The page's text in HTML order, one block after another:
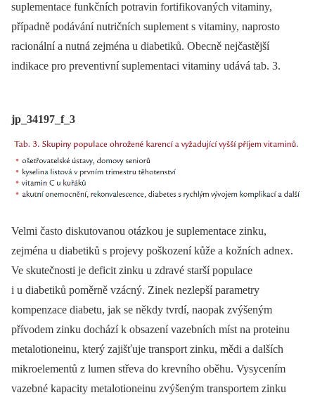
suplementace funkčních potravin fortifikovaných vitaminy,
případně podávání nutričních suplement s vitaminy, naprosto
racionální a nutná zejména u diabetiků. Obecně nejčastější
indikace pro preventivní suplementaci vitaminy udává tab. 3.
jp_34197_f_3
Velmi často diskutovanou otázkou je suplementace zinku,
zejména u diabetiků s projevy poškození kůže a kožních adnex.
Ve skutečnosti je deficit zinku u zdravé starší populace
i u diabetiků poměrně vzácný. Zinek nezlepší parametry
kompenzace diabetu, jak se někdy tvrdí, naopak zvýšeným
přívodem zinku dochází k obsazení vazebních míst na proteinu
metalotioneinu, který zajišťuje transport zinku, mědi a dalších
mikroelementů z lumen střeva do krevního oběhu. Vysycením
vazebné kapacity metalotioneinu zvýšeným transportem zinku